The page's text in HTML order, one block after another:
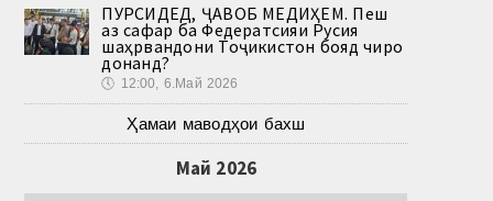
ПУРСИДЕД, ҶАВОБ МЕДИҲЕМ. Пеш
аз сафар ба Федератсияи Русия
шаҳрвандони Тоҷикистон бояд чиро
донанд?
🕔 12:00, 6.Май 2026
Ҳамаи маводҳои бахш
Май 2026